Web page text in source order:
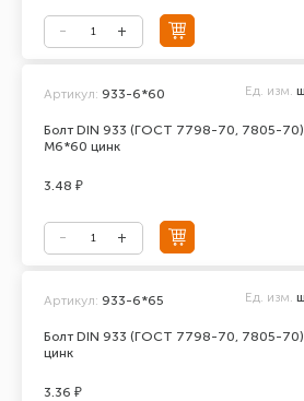
Болт DIN 933 (ГОСТ 7798-70, 7805-70)
М6*60 цинк
Артикул: 933-6*60 Ед. изм.
3.48 ₽
Болт DIN 933 (ГОСТ 7798-70, 7805-70)
цинк
Артикул: 933-6*65 Ед. изм.
3.36 ₽